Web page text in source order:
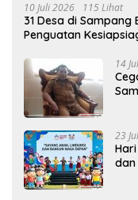
10 Juli 2026 115 Lihat
31 Desa di Sampang
Penguatan
14
23
dan